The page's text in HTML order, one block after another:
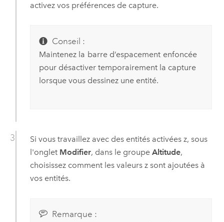
activez vos préférences de capture.
Conseil :
Maintenez la barre d’espacement enfoncée
pour désactiver temporairement la capture
lorsque vous dessinez une entité.
Si vous travaillez avec des entités activées z, sous
l'onglet Modifier, dans le groupe Altitude,
choisissez comment les valeurs z sont ajoutées à
vos entités.
Remarque :